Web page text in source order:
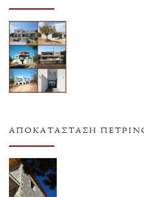
ΑΠΟΚΑΤΆΣΤΑΣΗ